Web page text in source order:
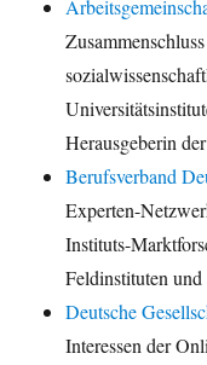
Herausgeberin
Berufsverband
Experten-
Instituts-
Feldinstituten
Deutsche
Interessen der